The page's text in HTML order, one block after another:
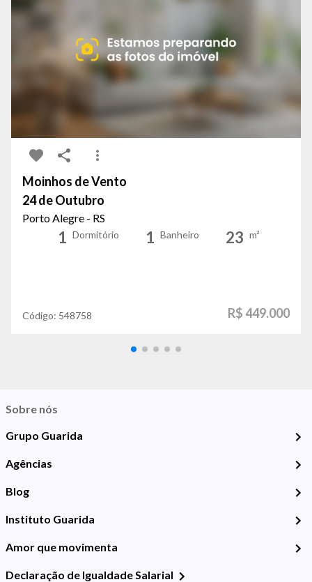
Moinhos de Vento
24 de Outubro
Porto Alegre - RS
1 Dormitório 1 Banheiro 23 m²
Código: 548758 R$ 449.000
Sobre nós
Grupo Guarida
Agências
Blog
Instituto Guarida
Amor que movimenta
Declaração de Igualdade Salarial